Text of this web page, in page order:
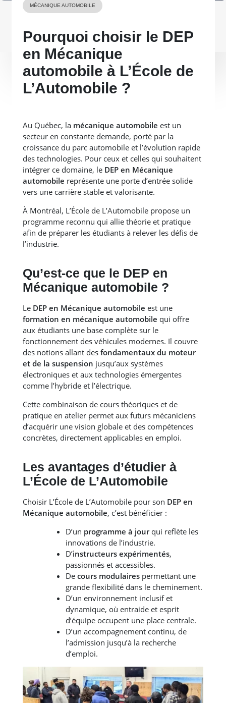
MÉCANIQUE AUTOMOBILE
Pourquoi choisir le DEP
en Mécanique
automobile à L’École de
L’Automobile ?
Au Québec, la mécanique automobile est un
secteur en constante demande, porté par la
croissance du parc automobile et l’évolution rapide
des technologies. Pour ceux et celles qui souhaitent
intégrer ce domaine, le DEP en Mécanique
automobile représente une porte d’entrée solide
vers une carrière stable et valorisante.
À Montréal, L’École de L’Automobile propose un
programme reconnu qui allie théorie et pratique
afin de préparer les étudiants à relever les défis de
l’industrie.
Qu’est-ce que le DEP en
Mécanique automobile ?
Le DEP en Mécanique automobile est une
formation en mécanique automobile qui offre
aux étudiants une base complète sur le
fonctionnement des véhicules modernes. Il couvre
des notions allant des fondamentaux du moteur
et de la suspension jusqu’aux systèmes
électroniques et aux technologies émergentes
comme l’hybride et l’électrique.
Cette combinaison de cours théoriques et de
pratique en atelier permet aux futurs mécaniciens
d’acquérir une vision globale et des compétences
concrètes, directement applicables en emploi.
Les avantages d’étudier à
L’École de L’Automobile
Choisir L’École de L’Automobile pour son DEP en
Mécanique automobile, c’est bénéficier :
D’un programme à jourqui reflète les
innovations de l’industrie.
D’instructeurs expérimentés,
passionnés et accessibles.
De cours modulaires permettant une
grande flexibilité dans le cheminement.
D’un environnement inclusif et
dynamique, où entraide et esprit
d’équipe occupent une place centrale.
D’un accompagnement continu, de
l’admission jusqu’à la recherche
d’emploi.